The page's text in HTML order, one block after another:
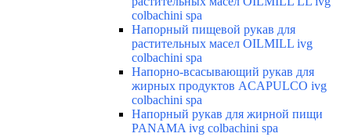
colbachini spa
Напорный пищевой рукав для
растительных масел OILMILL ivg
colbachini spa
Напорно-всасывающий рукав для
жирных продуктов ACAPULCO ivg
colbachini spa
Напорный рукав для жирной пищи
PANAMA ivg colbachini spa